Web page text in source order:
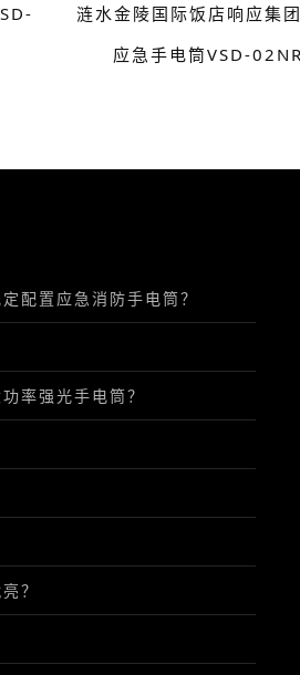
涟水金陵国际饭店响应集
应急手电筒VSD-
配置应急消防手电筒？
率强光手电筒？
？